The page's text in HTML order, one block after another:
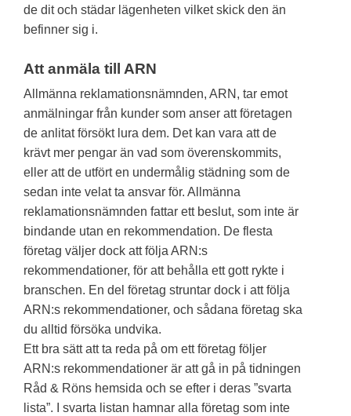
de dit och städar lägenheten vilket skick den än
befinner sig i.
Att anmäla till ARN
Allmänna reklamationsnämnden, ARN, tar emot
anmälningar från kunder som anser att företagen
de anlitat försökt lura dem. Det kan vara att de
krävt mer pengar än vad som överenskommits,
eller att de utfört en undermålig städning som de
sedan inte velat ta ansvar för. Allmänna
reklamationsnämnden fattar ett beslut, som inte är
bindande utan en rekommendation. De flesta
företag väljer dock att följa ARN:s
rekommendationer, för att behålla ett gott rykte i
branschen. En del företag struntar dock i att följa
ARN:s rekommendationer, och sådana företag ska
du alltid försöka undvika.
Ett bra sätt att ta reda på om ett företag följer
ARN:s rekommendationer är att gå in på tidningen
Råd & Röns hemsida och se efter i deras ”svarta
lista”. I svarta listan hamnar alla företag som inte